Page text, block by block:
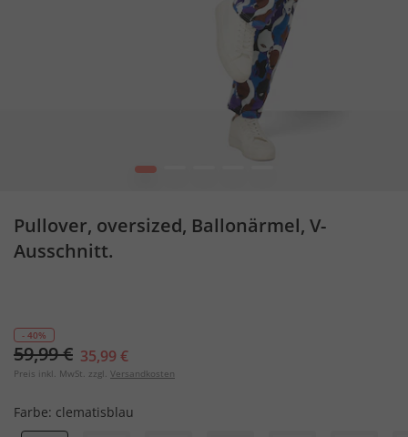
1
Pullover, oversized, Ballonärmel, V-
Ausschnitt.
- 40%
59,99 € 35,99 €
Preis inkl. MwSt. zzgl. Versandkosten
Farbe: clematisblau